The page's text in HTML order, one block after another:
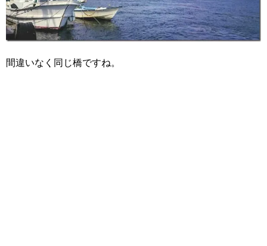
間違いなく同じ橋ですね。